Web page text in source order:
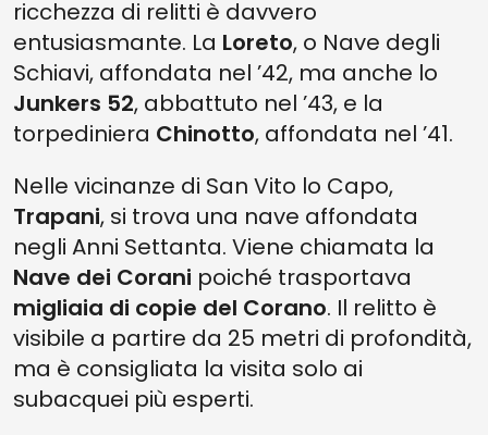
ricchezza di relitti è davvero
entusiasmante. La Loreto, o Nave degli
Schiavi, affondata nel ’42, ma anche lo
Junkers 52, abbattuto nel ’43, e la
torpediniera Chinotto, affondata nel ’41.
Nelle vicinanze di San Vito lo Capo,
Trapani, si trova una nave affondata
negli Anni Settanta. Viene chiamata la
Nave dei Corani poiché trasportava
migliaia di copie del Corano. Il relitto è
visibile a partire da 25 metri di profondità,
ma è consigliata la visita solo ai
subacquei più esperti.